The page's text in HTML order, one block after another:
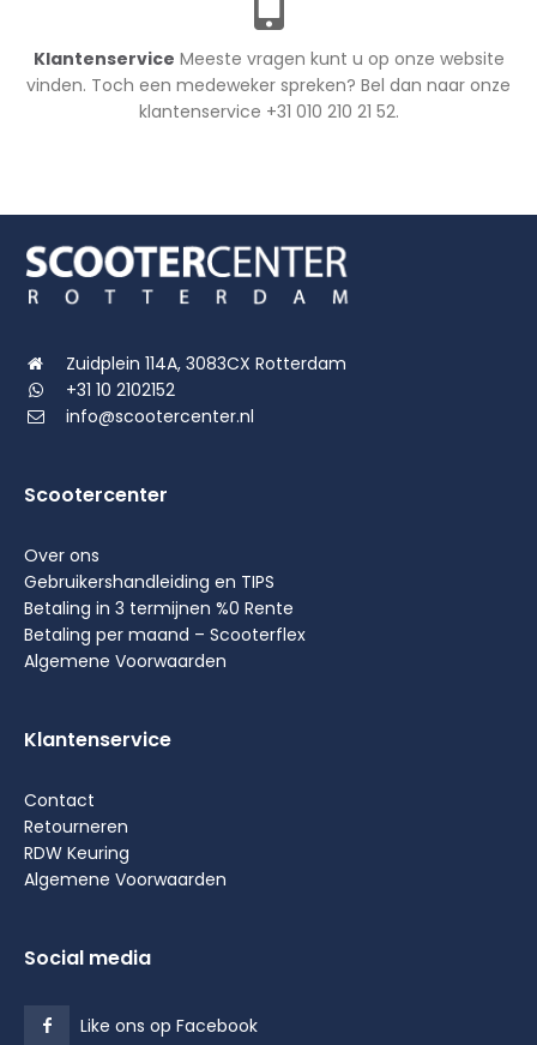
Klantenservice Meeste vragen kunt u op onze website
vinden. Toch een medeweker spreken? Bel dan naar onze
klantenservice +31 010 210 21 52.
Zuidplein 114A, 3083CX Rotterdam
+31 10 2102152
info@scootercenter.nl
Scootercenter
Over ons
Gebruikershandleiding en TIPS
Betaling in 3 termijnen %0 Rente
Betaling per maand – Scooterflex
Algemene Voorwaarden
Klantenservice
Contact
Retourneren
RDW Keuring
Algemene Voorwaarden
Social media
Like ons op Facebook